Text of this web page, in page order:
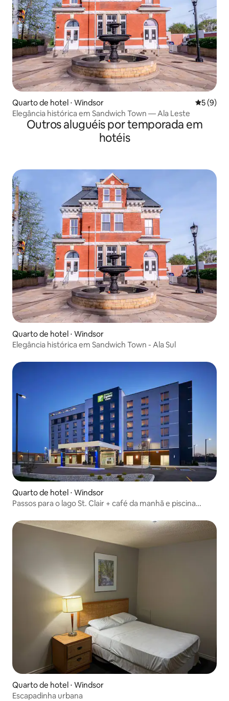
Quarto de hotel ⋅ Windsor 5 de
5 (9)
Elegância histórica em Sandwich Town — Ala Leste
Outros aluguéis por temporada em
hotéis
Quarto de hotel ⋅ Windsor
Elegância histórica em Sandwich Town - Ala Sul
Quarto de hotel ⋅ Windsor
Passos para o lago St. Clair + café da manhã e piscina
Quarto de hotel ⋅ Windsor
Escapadinha urbana